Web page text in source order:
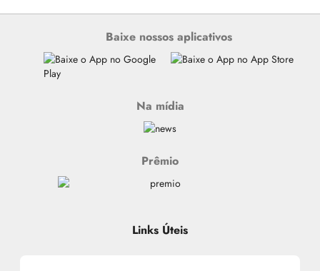
Baixe nossos aplicativos
Na mídia
Prêmio
Links Úteis